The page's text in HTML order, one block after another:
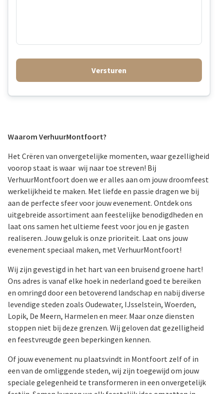
Versturen
Waarom VerhuurMontfoort?
Het Crëren van onvergetelijke momenten, waar gezelligheid
voorop staat is waar wij naar toe streven! Bij
VerhuurMontfoort doen we er alles aan om jouw droomfeest
werkelijkheid te maken. Met liefde en passie dragen we bij
aan de perfecte sfeer voor jouw evenement. Ontdek ons
uitgebreide assortiment aan feestelijke benodigdheden en
laat ons samen het ultieme feest voor jou en je gasten
realiseren. Jouw geluk is onze prioriteit. Laat ons jouw
evenement speciaal maken, met VerhuurMontfoort!
Wij zijn gevestigd in het hart van een bruisend groene hart!
Ons adres is vanaf elke hoek in nederland goed te bereiken
en omringd door een betoverend landschap en nabij diverse
levendige steden zoals Oudewater, IJsselstein, Woerden,
Lopik, De Meern, Harmelen en meer. Maar onze diensten
stoppen niet bij deze grenzen. Wij geloven dat gezelligheid
en feestvreugde geen beperkingen kennen.
Of jouw evenement nu plaatsvindt in Montfoort zelf of in
een van de omliggende steden, wij zijn toegewijd om jouw
speciale gelegenheid te transformeren in een onvergetelijk